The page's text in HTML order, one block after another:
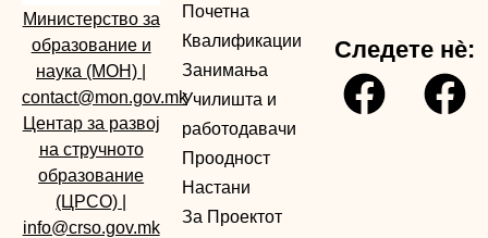
Министерство за
образование и
наука (МОН)
contact@mon.gov.mk
Центар за развој
на стручното
образование
(ЦРСО)
info@crso.gov.mk
Почетна
Квалификации
Занимања
Училишта и
работодавачи
Проодност
Настани
За Проектот
Следете нè: